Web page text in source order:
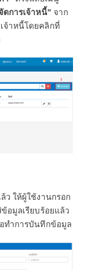
ดการเจ้าหนี้” จาก
จ้าหนี้โดยคลิกที่
ว ให้ผู้ใช้งานกรอก
อมูลเรียบร้อยแล้ว
ทำการบันทึกข้อมูล